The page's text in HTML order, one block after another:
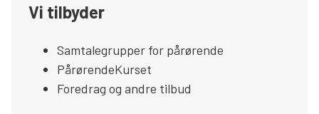
Vi tilbyder
Samtalegrupper for pårørende
PårørendeKurset
Foredrag og andre tilbud